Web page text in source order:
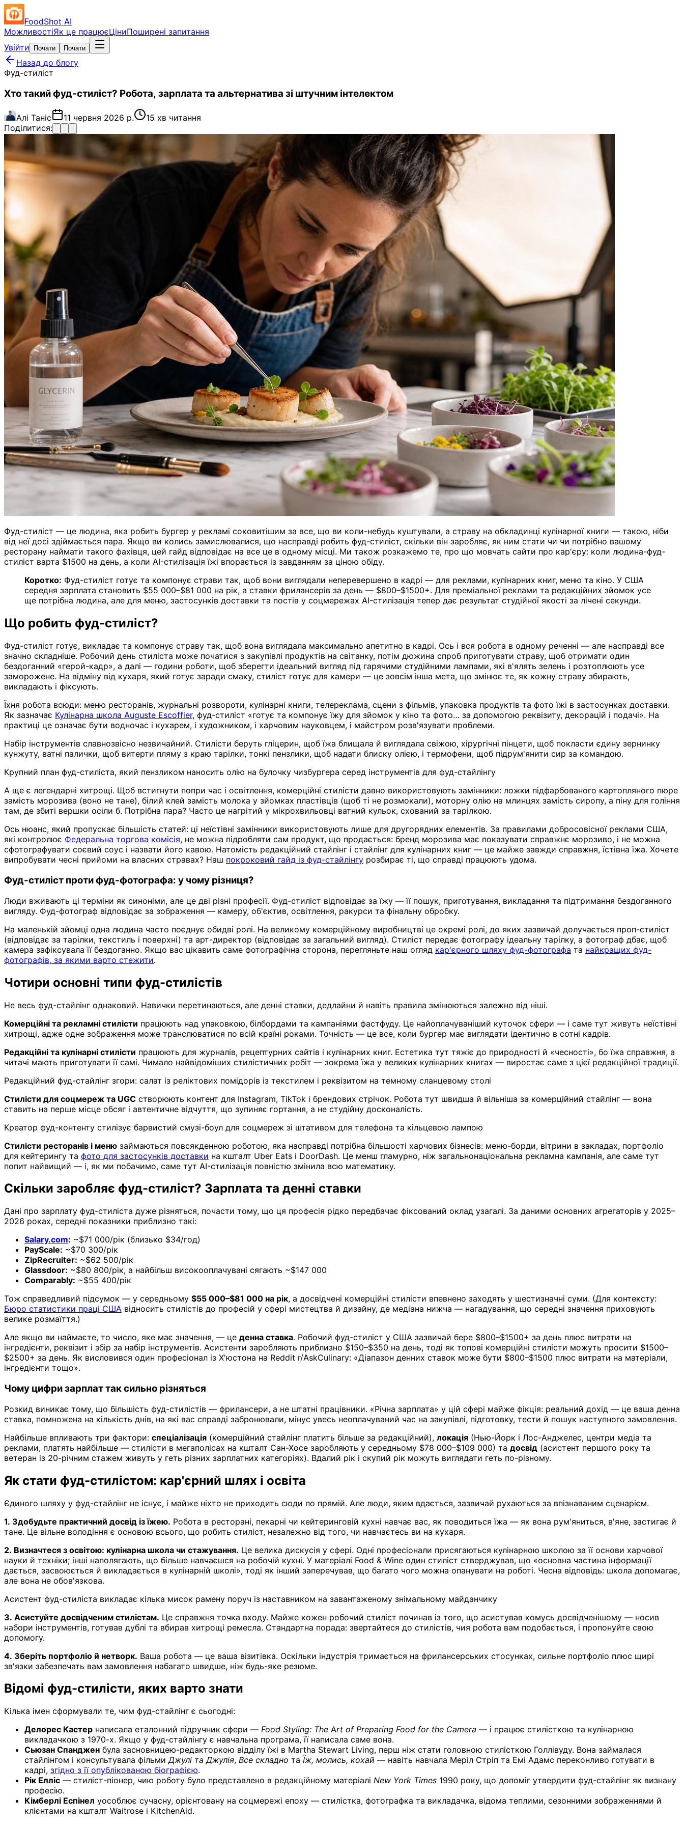
FoodShot AI
МожливостіЯк це працюєЦіниПоширені запитання
Увійти
Почати Почати
Назад до блогу
Фуд-стиліст
Хто такий фуд-стиліст? Робота, зарплата та альтернатива зі штучним інтелектом
Алі Таніс 11 червня 2026 р.
15 хв читання
Поділитися:
Фуд-стиліст — це людина, яка робить бургер у рекламі соковитішим за все, що ви коли-небудь куштували, а страву на обкладинці кулінарної книги — такою, ніби
від неї досі здіймається пара. Якщо ви колись замислювалися, що насправді робить фуд-стиліст, скільки він заробляє, як ним стати чи чи потрібно вашому
ресторану наймати такого фахівця, цей гайд відповідає на все це в одному місці. Ми також розкажемо те, про що мовчать сайти про кар'єру: коли людина-фуд-
стиліст варта $1500 на день, а коли AI-стилізація їжі впорається із завданням за ціною обіду.
Коротко: Фуд-стиліст готує та компонує страви так, щоб вони виглядали неперевершено в кадрі — для реклами, кулінарних книг, меню та кіно. У США
середня зарплата становить $55 000–$81 000 на рік, а ставки фрилансерів за день — $800–$1500+. Для преміальної реклами та редакційних зйомок усе
ще потрібна людина, але для меню, застосунків доставки та постів у соцмережах AI-стилізація тепер дає результат студійної якості за лічені секунди.
Що робить фуд-стиліст?
Фуд-стиліст готує, викладає та компонує страву так, щоб вона виглядала максимально апетитно в кадрі. Ось і вся робота в одному реченні — але насправді все
значно складніше. Робочий день стиліста може початися з закупівлі продуктів на світанку, потім дюжина спроб приготувати страву, щоб отримати один
бездоганний «герой-кадр», а далі — години роботи, щоб зберегти ідеальний вигляд під гарячими студійними лампами, які в'ялять зелень і розтоплюють усе
заморожене. На відміну від кухаря, який готує заради смаку, стиліст готує для камери — це зовсім інша мета, що змінює те, як кожну страву збирають,
викладають і фіксують.
Їхня робота всюди: меню ресторанів, журнальні розвороти, кулінарні книги, телереклама, сцени з фільмів, упаковка продуктів та фото їжі в застосунках доставки.
Як зазначає Кулінарна школа Auguste Escoffier, фуд-стиліст «готує та компонує їжу для зйомок у кіно та фото… за допомогою реквізиту, декорацій і подачі». На
практиці це означає бути водночас і кухарем, і художником, і харчовим науковцем, і майстром розв'язувати проблеми.
Набір інструментів славнозвісно незвичайний. Стилісти беруть гліцерин, щоб їжа блищала й виглядала свіжою, хірургічні пінцети, щоб покласти єдину зернинку
кунжуту, ватні палички, щоб витерти пляму з краю тарілки, тонкі пензлики, щоб надати блиску олією, і термофени, щоб підрум'янити сир за командою.
Крупний план фуд-стиліста, який пензликом наносить олію на булочку чизбургера серед інструментів для фуд-стайлінгу
А ще є легендарні хитрощі. Щоб встигнути попри час і освітлення, комерційні стилісти давно використовують замінники: ложки підфарбованого картопляного пюре
замість морозива (воно не тане), білий клей замість молока у зйомках пластівців (щоб ті не розмокали), моторну олію на млинцях замість сиропу, а піну для гоління
там, де збиті вершки осіли б. Потрібна пара? Часто це нагрітий у мікрохвильовці ватний кульок, схований за тарілкою.
Ось нюанс, який пропускає більшість статей: ці неїстівні замінники використовують лише для другорядних елементів. За правилами добросовісної реклами США,
які контролює Федеральна торгова комісія, не можна підробляти сам продукт, що продається: бренд морозива має показувати справжнє морозиво, і не можна
сфотографувати соєвий соус і назвати його кавою. Натомість редакційний стайлінг і стайлінг для кулінарних книг — це майже завжди справжня, їстівна їжа. Хочете
випробувати чесні прийоми на власних стравах? Наш покроковий гайд із фуд-стайлінгу розбирає ті, що справді працюють удома.
Фуд-стиліст проти фуд-фотографа: у чому різниця?
Люди вживають ці терміни як синоніми, але це дві різні професії. Фуд-стиліст відповідає за їжу — її пошук, приготування, викладання та підтримання бездоганного
вигляду. Фуд-фотограф відповідає за зображення — камеру, об'єктив, освітлення, ракурси та фінальну обробку.
На маленькій зйомці одна людина часто поєднує обидві ролі. На великому комерційному виробництві це окремі ролі, до яких зазвичай долучається проп-стиліст
(відповідає за тарілки, текстиль і поверхні) та арт-директор (відповідає за загальний вигляд). Стиліст передає фотографу ідеальну тарілку, а фотограф дбає, щоб
камера зафіксувала її бездоганно. Якщо вас цікавить саме фотографічна сторона, перегляньте наш огляд кар'єрного шляху фуд-фотографа та найкращих фуд-
фотографів, за якими варто стежити.
Чотири основні типи фуд-стилістів
Не весь фуд-стайлінг однаковий. Навички перетинаються, але денні ставки, дедлайни й навіть правила змінюються залежно від ніші.
Комерційні та рекламні стилісти працюють над упаковкою, білбордами та кампаніями фастфуду. Це найоплачуваніший куточок сфери — і саме тут живуть неїстівні
хитрощі, адже одне зображення може транслюватися по всій країні роками. Точність — це все, коли бургер має виглядати ідентично в сотні кадрів.
Редакційні та кулінарні стилісти працюють для журналів, рецептурних сайтів і кулінарних книг. Естетика тут тяжіє до природності й «чесності», бо їжа справжня, а
читачі мають приготувати її самі. Чимало найвідоміших стилістичних робіт — зокрема їжа у великих кулінарних книгах — виростає саме з цієї редакційної традиції.
Редакційний фуд-стайлінг згори: салат із реліктових помідорів із текстилем і реквізитом на темному сланцевому столі
Стилісти для соцмереж та UGC створюють контент для Instagram, TikTok і брендових стрічок. Робота тут швидша й вільніша за комерційний стайлінг — вона
ставить на перше місце обсяг і автентичне відчуття, що зупиняє гортання, а не студійну досконалість.
Креатор фуд-контенту стилізує барвистий смузі-боул для соцмереж зі штативом для телефона та кільцевою лампою
Стилісти ресторанів і меню займаються повсякденною роботою, яка насправді потрібна більшості харчових бізнесів: меню-борди, вітрини в закладах, портфоліо
для кейтерингу та фото для застосунків доставки на кшталт Uber Eats і DoorDash. Це менш гламурно, ніж загальнонаціональна рекламна кампанія, але саме тут
попит найвищий — і, як ми побачимо, саме тут AI-стилізація повністю змінила всю математику.
Скільки заробляє фуд-стиліст? Зарплата та денні ставки
Дані про зарплату фуд-стиліста дуже різняться, почасти тому, що ця професія рідко передбачає фіксований оклад узагалі. За даними основних агрегаторів у 2025–
2026 роках, середні показники приблизно такі:
Salary.com: ~$71 000/рік (близько $34/год)
PayScale: ~$70 300/рік
ZipRecruiter: ~$62 500/рік
Glassdoor: ~$80 800/рік, а найбільш високооплачувані сягають ~$147 000
Comparably: ~$55 400/рік
Тож справедливий підсумок — у середньому $55 000–$81 000 на рік, а досвідчені комерційні стилісти впевнено заходять у шестизначні суми. (Для контексту:
Бюро статистики праці США відносить стилістів до професій у сфері мистецтва й дизайну, де медіана нижча — нагадування, що середні значення приховують
велике розмаїття.)
Але якщо ви наймаєте, то число, яке має значення, — це денна ставка. Робочий фуд-стиліст у США зазвичай бере $800–$1500+ за день плюс витрати на
інгредієнти, реквізит і збір за набір інструментів. Асистенти заробляють приблизно $150–$350 на день, тоді як топові комерційні стилісти можуть просити $1500–
$2500+ за день. Як висловився один професіонал із Х'юстона на Reddit r/AskCulinary: «Діапазон денних ставок може бути $800–$1500 плюс витрати на матеріали,
інгредієнти тощо».
Чому цифри зарплат так сильно різняться
Розкид виникає тому, що більшість фуд-стилістів — фрилансери, а не штатні працівники. «Річна зарплата» у цій сфері майже фікція: реальний дохід — це ваша денна
ставка, помножена на кількість днів, на які вас справді забронювали, мінус увесь неоплачуваний час на закупівлі, підготовку, тести й пошук наступного замовлення.
Найбільше впливають три фактори: спеціалізація (комерційний стайлінг платить більше за редакційний), локація (Нью-Йорк і Лос-Анджелес, центри медіа та
реклами, платять найбільше — стилісти в мегаполісах на кшталт Сан-Хосе заробляють у середньому $78 000–$109 000) та досвід (асистент першого року та
ветеран із 20-річним стажем живуть у геть різних зарплатних категоріях). Вдалий рік і скупий рік можуть виглядати геть по-різному.
Як стати фуд-стилістом: кар'єрний шлях і освіта
Єдиного шляху у фуд-стайлінг не існує, і майже ніхто не приходить сюди по прямій. Але люди, яким вдається, зазвичай рухаються за впізнаваним сценарієм.
1. Здобудьте практичний досвід із їжею. Робота в ресторані, пекарні чи кейтеринговій кухні навчає вас, як поводиться їжа — як вона рум'яниться, в'яне, застигає й
тане. Це вільне володіння є основою всього, що робить стиліст, незалежно від того, чи навчаєтесь ви на кухаря.
2. Визначтеся з освітою: кулінарна школа чи стажування. Це велика дискусія у сфері. Одні професіонали присягаються кулінарною школою за її основи харчової
науки й техніки; інші наполягають, що більше навчаєшся на робочій кухні. У матеріалі Food & Wine один стиліст стверджував, що «основна частина інформації
дається, засвоюється й викладається в кулінарній школі», тоді як інший заперечував, що багато чого можна опанувати на роботі. Чесна відповідь: школа допомагає,
але вона не обов'язкова.
Асистент фуд-стиліста викладає кілька мисок рамену поруч із наставником на завантаженому знімальному майданчику
3. Асистуйте досвідченим стилістам. Це справжня точка входу. Майже кожен робочий стиліст починав із того, що асистував комусь досвідченішому — носив
набори інструментів, готував дублі та вбирав хитрощі ремесла. Стандартна порада: звертайтеся до стилістів, чия робота вам подобається, і пропонуйте свою
допомогу.
4. Зберіть портфоліо й нетворк. Ваша робота — це ваша візитівка. Оскільки індустрія тримається на фрилансерських стосунках, сильне портфоліо плюс щирі
зв'язки забезпечать вам замовлення набагато швидше, ніж будь-яке резюме.
Відомі фуд-стилісти, яких варто знати
Кілька імен сформували те, чим фуд-стайлінг є сьогодні:
Делорес Кастер написала еталонний підручник сфери — Food Styling: The Art of Preparing Food for the Camera — і працює стилісткою та кулінарною
викладачкою з 1970-х. Якщо у фуд-стайлінгу є навчальна програма, її написала саме вона.
Сьюзан Спанджен була засновницею-редакторкою відділу їжі в Martha Stewart Living, перш ніж стати головною стилісткою Голлівуду. Вона займалася
стайлінгом і консультувала фільмиДжулі та Джулія, Все складно та Їж, молись, кохай — навіть навчала Меріл Стріп та Емі Адамс переконливо готувати в
кадрі, згідно з її опублікованою біографією.
Рік Елліс — стиліст-піонер, чию роботу було представлено в редакційному матеріалі New York Times 1990 року, що допоміг утвердити фуд-стайлінг як визнану
професію.
Кімберлі Еспінел уособлює сучасну, орієнтовану на соцмережі епоху — стилістка, фотографка та викладачка, відома теплими, сезонними зображеннями й
клієнтами на кшталт Waitrose і KitchenAid.